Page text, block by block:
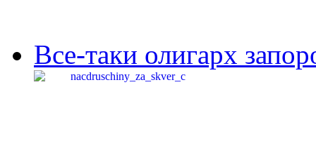
Все-таки олигарх